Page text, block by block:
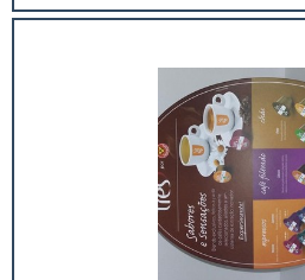
seleção de imagens
para que ele seja distribuído de